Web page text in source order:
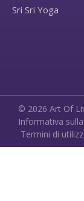
Sri Sri Yoga
© 2026 Art Of
Informativa
Termini di